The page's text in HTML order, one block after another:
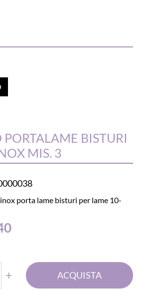
PORTALAME BISTURI
MIS. 3
porta lame bisturi per lame 10-
Quantità
ACQUISTA